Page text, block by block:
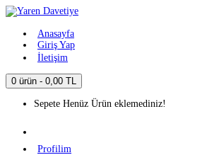
Anasayfa
Giriş Yap
İletişim
0 ürün - 0,00 TL
Sepete Henüz Ürün eklemediniz!
Profilim